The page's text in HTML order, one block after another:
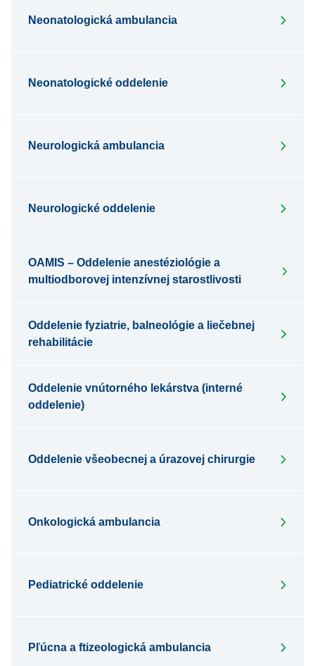
Neonatologická ambulancia
Neonatologické oddelenie
Neurologická ambulancia
Neurologické oddelenie
OAMIS – Oddelenie anestéziológie a
multiodborovej intenzívnej starostlivosti
Oddelenie fyziatrie, balneológie a liečebnej
rehabilitácie
Oddelenie vnútorného lekárstva (interné
oddelenie)
Oddelenie všeobecnej a úrazovej chirurgie
Onkologická ambulancia
Pediatrické oddelenie
Pľúcna a ftizeologická ambulancia